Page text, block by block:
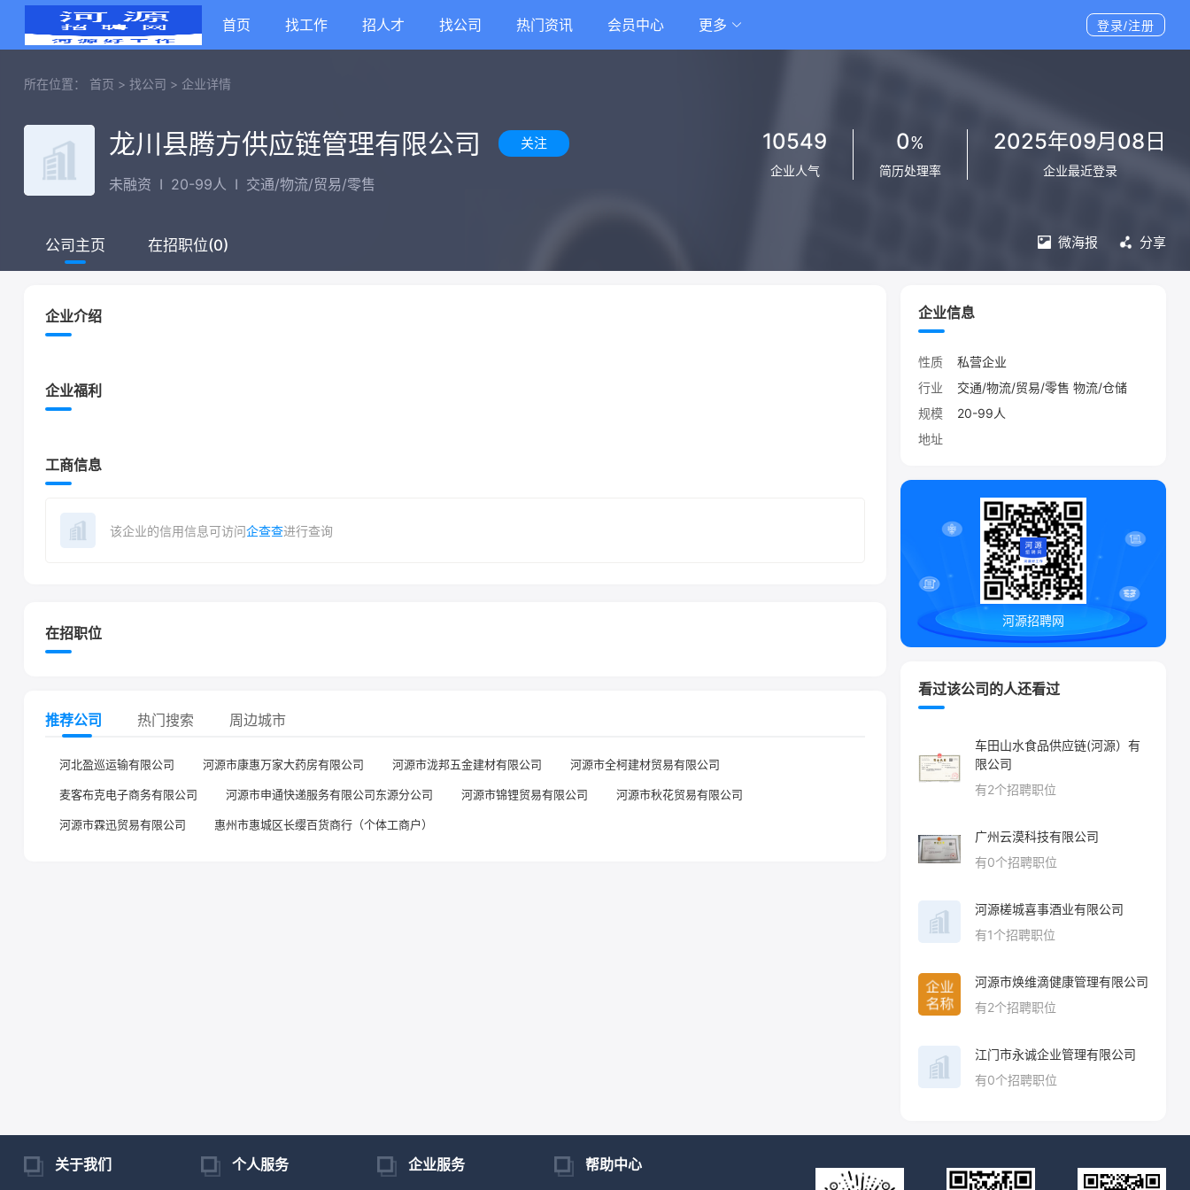
首页 找工作 招人才 找公司 热门资讯 会员中心 更多 登录/注册
所在位置： 首页 > 找公司 > 企业详情
龙川县腾方供应链管理有限公司 关注
未融资 I 20-99人 I 交通/物流/贸易/零售
10549
企业人气
0%
简历处理率
2025年09月08日
企业最近登录
公司主页 在招职位(0) 微海报 分享
企业介绍
企业福利
工商信息
该企业的信用信息可访问企查查进行查询
在招职位
推荐公司 热门搜索 周边城市
河北盈巡运输有限公司 河源市康惠万家大药房有限公司 河源市泷邦五金建材有限公司 河源市全柯建材贸易有限公司
麦客布克电子商务有限公司 河源市申通快递服务有限公司东源分公司 河源市锦锂贸易有限公司 河源市秋花贸易有限公司
河源市霖迅贸易有限公司 惠州市惠城区长缨百货商行（个体工商户）
企业信息
性质
私营企业
行业
交通/物流/贸易/零售 物流/仓储
规模
20-99人
地址
河源招聘网
看过该公司的人还看过
车田山水食品供应链(河源）有
限公司
有2个招聘职位
广州云漠科技有限公司
有0个招聘职位
河源槎城喜事酒业有限公司
有1个招聘职位
河源市焕维滴健康管理有限公司
有2个招聘职位
江门市永诚企业管理有限公司
有0个招聘职位
关于我们 个人服务 企业服务 帮助中心